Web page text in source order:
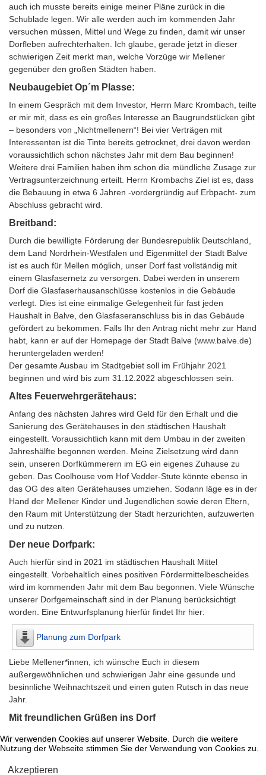
auch ich musste bereits einige meiner Pläne zurück in die
Schublade legen. Wir alle werden auch im kommenden Jahr
versuchen müssen, Mittel und Wege zu finden, damit wir unser
Dorfleben aufrechterhalten. Ich glaube, gerade jetzt in dieser
schwierigen Zeit merkt man, welche Vorzüge wir Mellener
gegenüber den großen Städten haben.
Neubaugebiet Op´m Plasse:
In einem Gespräch mit dem Investor, Herrn Marc Krombach, teilte
er mir mit, dass es ein großes Interesse an Baugrundstücken gibt
– besonders von „Nichtmellenern“! Bei vier Verträgen mit
Interessenten ist die Tinte bereits getrocknet, drei davon werden
voraussichtlich schon nächstes Jahr mit dem Bau beginnen!
Weitere drei Familien haben ihm schon die mündliche Zusage zur
Vertragsunterzeichnung erteilt. Herrn Krombachs Ziel ist es, dass
die Bebauung in etwa 6 Jahren -vordergründig auf Erbpacht- zum
Abschluss gebracht wird.
Breitband:
Durch die bewilligte Förderung der Bundesrepublik Deutschland,
dem Land Nordrhein-Westfalen und Eigenmittel der Stadt Balve
ist es auch für Mellen möglich, unser Dorf fast vollständig mit
einem Glasfasernetz zu versorgen. Dabei werden in unserem
Dorf die Glasfaserhausanschlüsse kostenlos in die Gebäude
verlegt. Dies ist eine einmalige Gelegenheit für fast jeden
Haushalt in Balve, den Glasfaseranschluss bis in das Gebäude
gefördert zu bekommen. Falls Ihr den Antrag nicht mehr zur Hand
habt, kann er auf der Homepage der Stadt Balve (www.balve.de)
heruntergeladen werden!
Der gesamte Ausbau im Stadtgebiet soll im Frühjahr 2021
beginnen und wird bis zum 31.12.2022 abgeschlossen sein.
Altes Feuerwehrgerätehaus:
Anfang des nächsten Jahres wird Geld für den Erhalt und die
Sanierung des Gerätehauses in den städtischen Haushalt
eingestellt. Voraussichtlich kann mit dem Umbau in der zweiten
Jahreshälfte begonnen werden. Meine Zielsetzung wird dann
sein, unseren Dorfkümmerern im EG ein eigenes Zuhause zu
geben. Das Coolhouse vom Hof Vedder-Stute könnte ebenso in
das OG des alten Gerätehauses umziehen. Sodann läge es in der
Hand der Mellener Kinder und Jugendlichen sowie deren Eltern,
den Raum mit Unterstützung der Stadt herzurichten, aufzuwerten
und zu nutzen.
Der neue Dorfpark:
Auch hierfür sind in 2021 im städtischen Haushalt Mittel
eingestellt. Vorbehaltlich eines positiven Fördermittelbescheides
wird im kommenden Jahr mit dem Bau begonnen. Viele Wünsche
unserer Dorfgemeinschaft sind in der Planung berücksichtigt
worden. Eine Entwurfsplanung hierfür findet Ihr hier:
Planung zum Dorfpark
Liebe Mellener*innen, ich wünsche Euch in diesem
außergewöhnlichen und schwierigen Jahr eine gesunde und
besinnliche Weihnachtszeit und einen guten Rutsch in das neue
Jahr.
Mit freundlichen Grüßen ins Dorf
Daniel Schulze Tertilt
Wir verwenden Cookies auf unserer Website. Durch die weitere
Nutzung der Webseite stimmen Sie der Verwendung von Cookies zu.
Akzeptieren